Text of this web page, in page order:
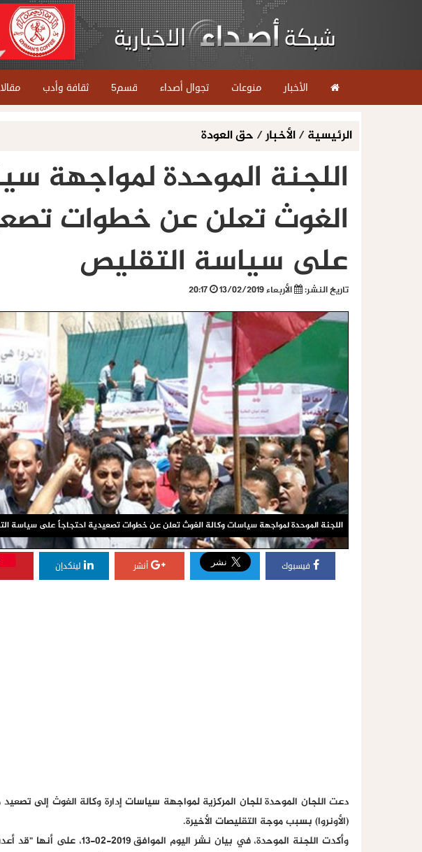
الأخبار منوعات تجوال أصداء قسم5 ثقافة وأدب
الرئيسية/الأخبار/ حق العودة
اللجنة الموحدة لمواجهة
الغوث تعلن عن خطوات
على سياسة التقليص
تاريخ النشر: الأربعاء 13/02/2019
اللجنة الموحدة لمواجهة سياسات وكالة الغوث تعلن عن خطوات تصعيدية احتجاجاً على سياسة
فيسبوك أنشر لينكدإن
دعت اللجان الموحدة للجان المركزية لمواجهة سياسات إدارة وكالة الغوث إلى
(الأونروا) بسبب موجة التقليصات الأخيرة.
وأكدت اللجنة الموحدة، في بيان